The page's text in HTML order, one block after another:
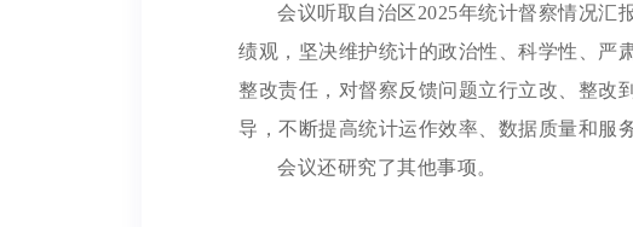
会议听取自治区2025年统计督察情况汇
绩观，坚决维护统计的政治性、科学性、严
整改责任，对督察反馈问题立行立改、整改
导，不断提高统计运作效率、数据质量和服
会议还研究了其他事项。